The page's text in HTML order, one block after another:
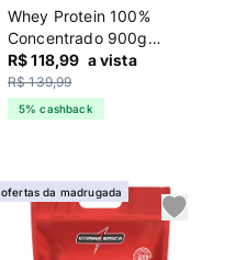
Whey Protein 100%
Concentrado 900g
Shark Pro Chocolate
R$ 118,99 a vista
R$ 139,99
5% cashback
ofertas da madrugada